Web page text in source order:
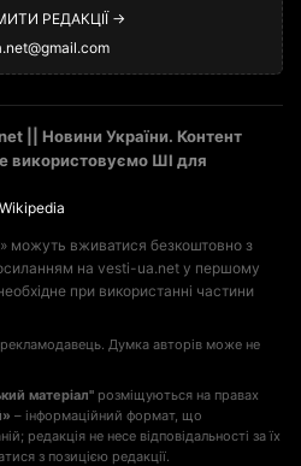
РЕДАКЦІЇ →
|| Новини України. Контент
використовуємо ШІ для
Wikipedia
можуть вживатися безкоштовно з
на vesti-ua.net у першому
при використанні частини
рекламодавець. Думка авторів може не
матеріал" розміщуються на правах
– інформаційний формат, що
редакція не несе відповідальності за їх
з позицією редакції.